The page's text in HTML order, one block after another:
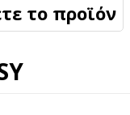
το προϊόν